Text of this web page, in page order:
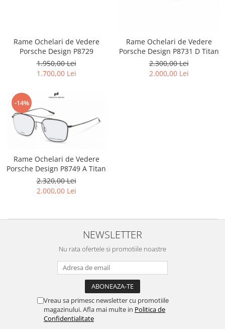
Rame Ochelari de Vedere
Porsche Design P8729
1.950,00 Lei
1.700,00 Lei
Rame Ochelari de Vedere
Porsche Design P8731 D Titan
2.300,00 Lei
2.000,00 Lei
-14%
Rame Ochelari de Vedere
Porsche Design P8749 A Titan
2.320,00 Lei
2.000,00 Lei
NEWSLETTER
Nu rata ofertele si promotiile noastre
Vreau sa primesc newsletter cu promotiile
magazinului. Afla mai multe in Politica de
Confidentialitate